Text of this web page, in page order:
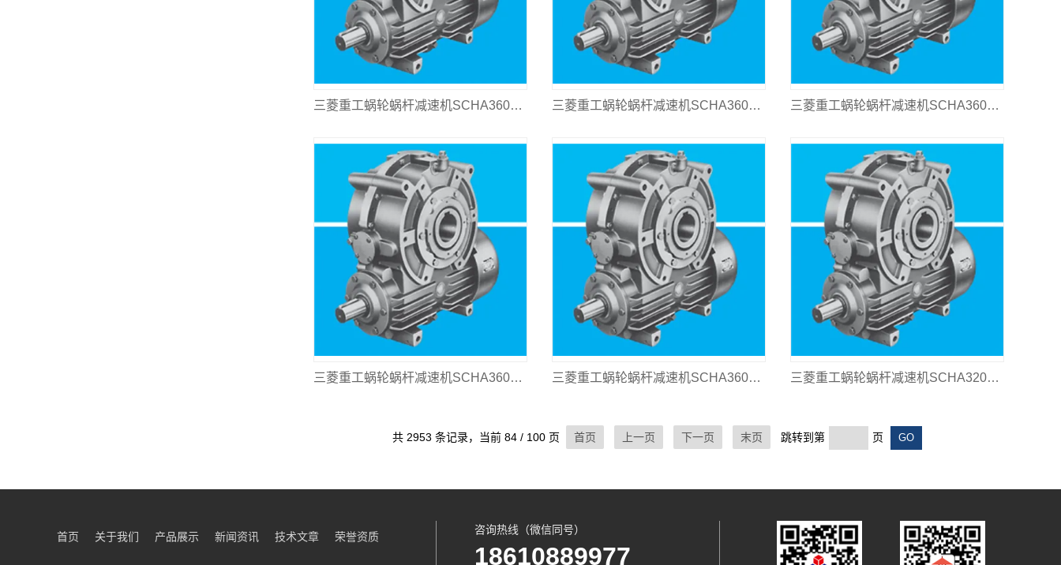
三菱重工蜗轮蜗杆减速机SCHA360L-1600 三菱重工蜗轮蜗杆减速机SCHA360L-1250 三菱重工蜗轮蜗杆减速机SCHA360L-1000
三菱重工蜗轮蜗杆减速机SCHA360L-630 三菱重工蜗轮蜗杆减速机SCHA360L-310 三菱重工蜗轮蜗杆减速机SCHA320L-1600
共 2953 条记录，当前 84 / 100 页 首页 上一页 下一页 末页 跳转到第 页
首页 关于我们 产品展示 新闻资讯 技术文章 荣誉资质
咨询热线（微信同号）
18610889977